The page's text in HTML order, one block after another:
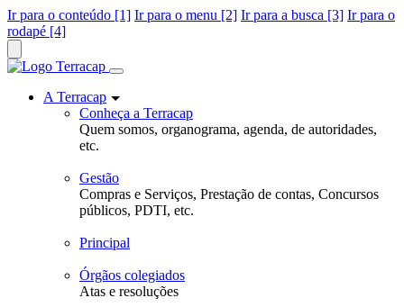
Ir para o conteúdo [1] Ir para o menu [2] Ir para a busca [3] Ir para o
rodapé [4]
A Terracap
Conheça a Terracap
Quem somos, organograma, agenda, de autoridades,
etc.
Gestão
Compras e Serviços, Prestação de contas, Concursos
públicos, PDTI, etc.
Principal
Órgãos colegiados
Atas e resoluções